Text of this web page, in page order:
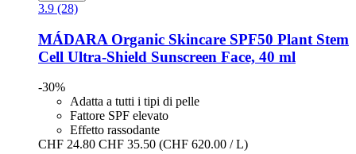
3.9 (28)
MÁDARA Organic Skincare SPF50 Plant Stem
Cell Ultra-​Shield Sunscreen Face, 40 ml
-30%
Adatta a tutti i tipi di pelle
Fattore SPF elevato
Effetto rassodante
CHF 24.80 CHF 35.50 (CHF 620.00 / L)